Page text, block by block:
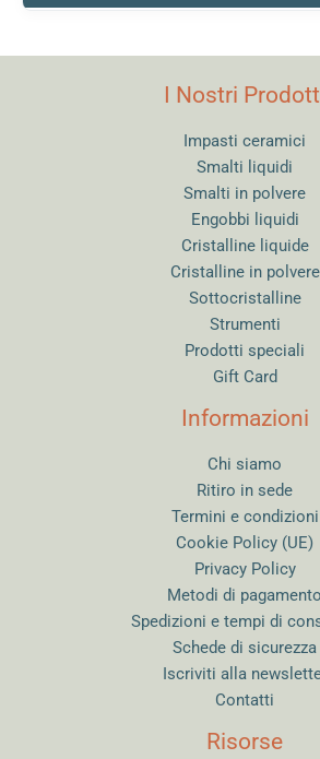
I Nostri
Impasti ceramici
Smalti liquidi
Smalti in polvere
Engobbi liquidi
Cristalline liquide
Cristalline in polvere
Sottocristalline
Strumenti
Prodotti speciali
Gift Card
Informazioni
Chi siamo
Ritiro in sede
Termini e condizioni
Cookie Policy (UE)
Privacy Policy
Metodi di pagamento
Spedizioni e tempi di
Schede di sicurezza
Iscriviti alla
Contatti
Risorse